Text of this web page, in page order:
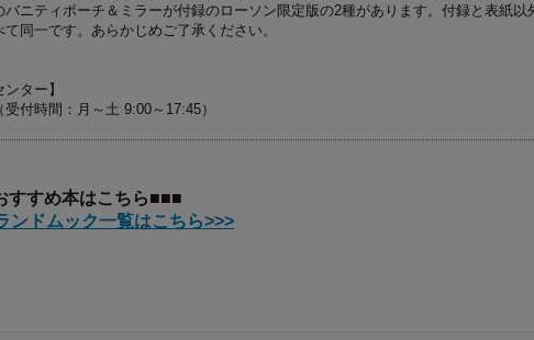
バニティポーチ＆ミラーが付録のローソン限定版の2種があります。付録と表紙以
同一です。あらかじめご了承ください。
ター】
受付時間：月～土 9:00～17:45）
すすめ本はこちら■■■
ンドムック一覧はこちら>>>